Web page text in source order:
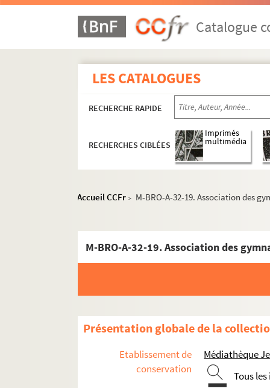
Catalogue
LES CATALOGUES
RECHERCHE RAPIDE
RECHERCHES CIBLÉES
Imprimés
multimédia
Accueil CCFr > M-BRO-A-32-19. Association des
Présentation globale de la
Etablissement de
conservation
Médiathèque
Tous
M-BRO-A-10. Culture du Tabac
M-BRO-A-11. Eglise réformée de Lille
M-BRO-A-12. Epidémies, maladies
M-BRO-A-13. Epidémies, maladies
M-BRO-A-14. Expositions, beaux-
M-BRO-A-16. Garde Nationale de
M-BRO-A-17. Pensionnat des Dames
M-BRO-A-18. Collège de Marcq
M-BRO-A-19. Ecoles Montesquieu et
M-BRO-A-21. Ecoles Chrétiennes
M-BRO-A-26. Œuvre des vieillards
M-BRO-A-27. Œuvre des aliénées
M-BRO-A-30. Société des Amis des
M-BRO-A-32. Sociétés de gymnastique
M-BRO-A-32-1. Programme de la